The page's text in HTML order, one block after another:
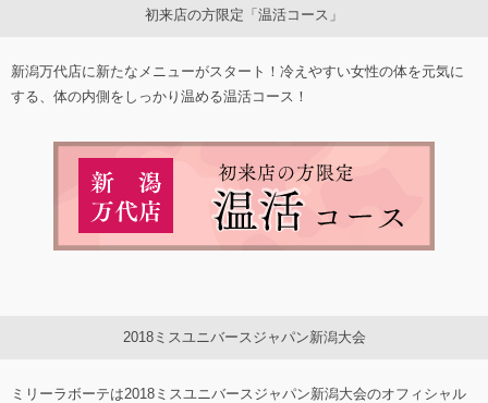
初来店の方限定「温活コース」
新潟万代店に新たなメニューがスタート！冷えやすい女性の体を元気に
する、体の内側をしっかり温める温活コース！
2018ミスユニバースジャパン新潟大会
ミリーラボーテは2018ミスユニバースジャパン新潟大会のオフィシャル